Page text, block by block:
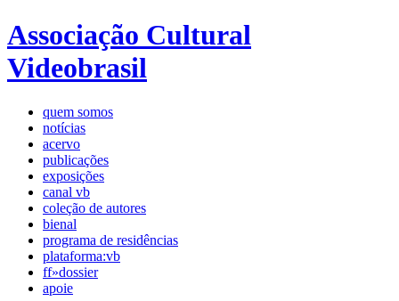
Associação Cultural
Videobrasil
quem somos
notícias
acervo
publicações
exposições
canal vb
coleção de autores
bienal
programa de residências
plataforma:vb
ff»dossier
apoie